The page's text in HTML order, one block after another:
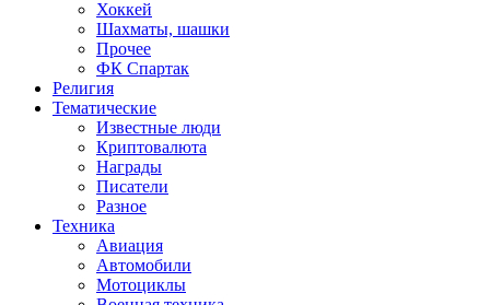
Хоккей
Шахматы, шашки
Прочее
ФК Спартак
Религия
Тематические
Известные люди
Криптовалюта
Награды
Писатели
Разное
Техника
Авиация
Автомобили
Мотоциклы